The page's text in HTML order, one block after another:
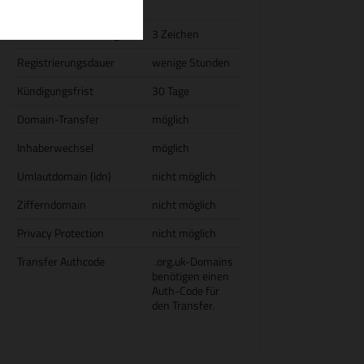
3 Zeichen
Registrierungsdauer
wenige Stunden
Kündigungsfrist
30 Tage
Domain-Transfer
möglich
Inhaberwechsel
möglich
Umlautdomain (idn)
nicht möglich
Zifferndomain
nicht möglich
Privacy Protection
nicht möglich
Transfer Authcode
.org.uk-Domains
benötigen einen
Auth-Code für
den Transfer.